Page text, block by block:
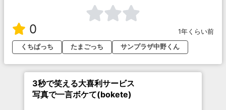
0
1年くらい前
くちぱっち
たまごっち サンプラザ中野くん
3秒で笑える大喜利サービス
写真で一言ボケて(bokete)